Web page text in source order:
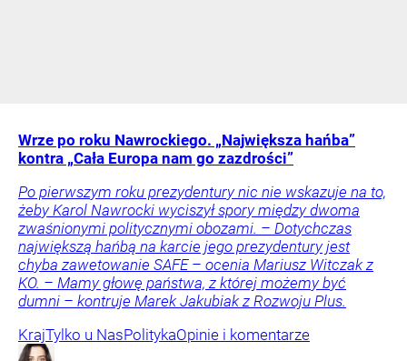
Wrze po roku Nawrockiego. „Największa hańba”
kontra „Cała Europa nam go zazdrości”
Po pierwszym roku prezydentury nic nie wskazuje na to,
żeby Karol Nawrocki wyciszył spory między dwoma
zwaśnionymi politycznymi obozami. – Dotychczas
największą hańbą na karcie jego prezydentury jest
chyba zawetowanie SAFE – ocenia Mariusz Witczak z
KO. – Mamy głowę państwa, z której możemy być
dumni – kontruje Marek Jakubiak z Rozwoju Plus.
KrajTylko u NasPolitykaOpinie i komentarze